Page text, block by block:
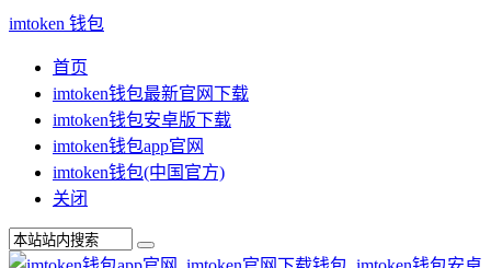
imtoken 钱包
首页
imtoken钱包最新官网下载
imtoken钱包安卓版下载
imtoken钱包app官网
imtoken钱包(中国官方)
关闭